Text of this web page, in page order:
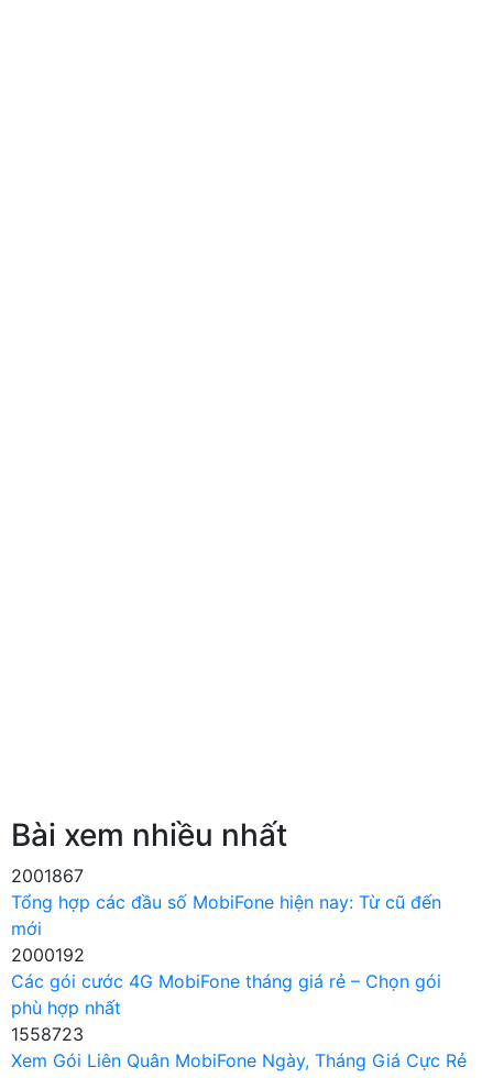
Bài xem nhiều nhất
2001867
Tổng hợp các đầu số MobiFone hiện nay: Từ cũ đến
mới
2000192
Các gói cước 4G MobiFone tháng giá rẻ – Chọn gói
phù hợp nhất
1558723
Xem Gói Liên Quân MobiFone Ngày, Tháng Giá Cực Rẻ